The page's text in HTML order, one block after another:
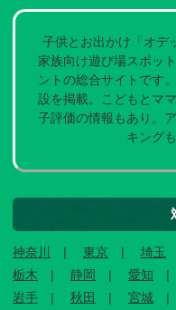
子供とお出かけ「オデ
家族向け遊び場スポッ
ントの総合サイトです
設を掲載。こどもとマ
子評価の情報もあり。
キング
神奈川 東京 埼玉
栃木
静岡 愛知
岩手
秋田 宮城